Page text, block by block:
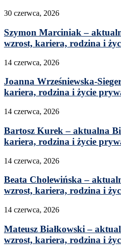
30 czerwca, 2026
Szymon Marciniak –
wzrost, kariera, rodzina i
14 czerwca, 2026
Joanna Wrześniewska-
kariera, rodzina i życie
14 czerwca, 2026
Bartosz Kurek – aktualna
kariera, rodzina i życie
14 czerwca, 2026
Beata Cholewińska –
wzrost, kariera, rodzina i
14 czerwca, 2026
Mateusz Białkowski –
wzrost, kariera, rodzina i